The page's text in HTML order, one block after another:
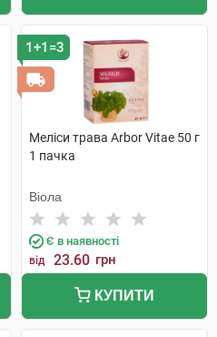
1+1=3
Меліси трава Arbor Vitae 50 г
1 пачка
Віола
Є в наявності
від 23.60 грн
КУПИТИ